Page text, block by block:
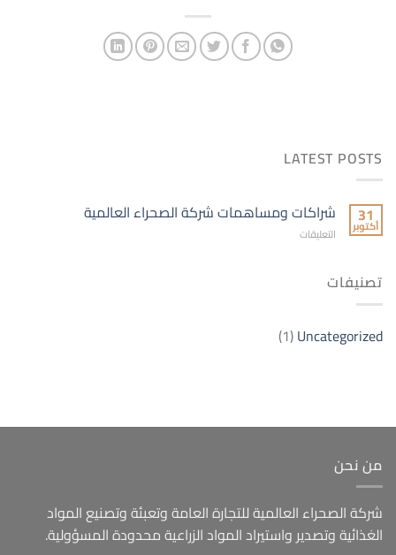
LATEST POSTS
31
أكتوبر
شراكات ومساهمات شركة الصحراء العالمية
التعليقاتعلى
تصنيفات
Uncategorized
(1)
من نحن
شركة الصحراء العالمية للتجارة العامة وتعبئة وتصنيع المواد
الغذائية وتصدير واستيراد المواد الزراعية محدودة المسؤولية.